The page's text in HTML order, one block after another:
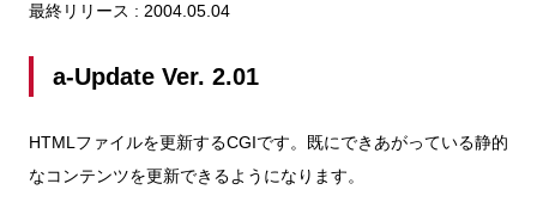
最終リリース : 2004.05.04
a-Update Ver. 2.01
HTMLファイルを更新するCGIです。既にできあがっている静的
なコンテンツを更新できるようになります。